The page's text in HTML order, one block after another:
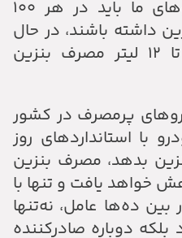
است؛ درحالی که خودروهای ما باید در هر ۱۰۰
بنزین داشته باشند، در حال
حاضر خودروهای ما ۱۰ تا ۱۲ لیتر مصرف بنزین
پرمصرف در کشور
با استانداردهای روز
بدهد، مصرف بنزین
خواهد یافت و تنها با
ده‌ها عامل، نه‌تنها
دوباره صادرکننده